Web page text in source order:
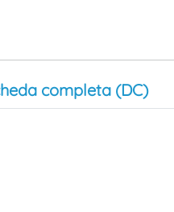
completa (DC)